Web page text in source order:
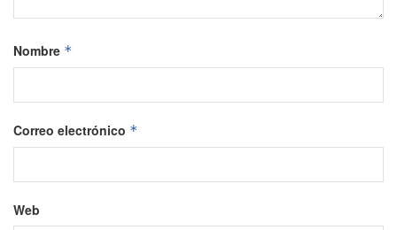
Nombre *
Correo electrónico *
Web